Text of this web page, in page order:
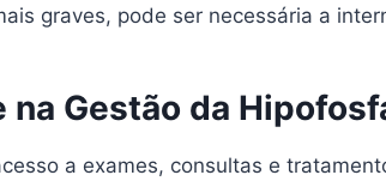
graves, pode ser necessária a
na Gestão da
a exames, consultas e